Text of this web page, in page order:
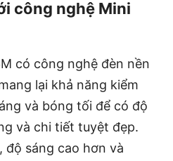
công nghệ Mini
có công nghệ đèn nền
lại khả năng kiểm
và bóng tối để có độ
và chi tiết tuyệt đẹp.
độ sáng cao hơn và